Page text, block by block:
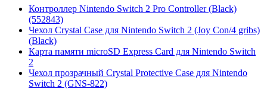
Контроллер Nintendo Switch 2 Pro Controller (Black)
(552843)
Чехол Сrystal Сase для Nintendo Switch 2 (Joy Con/4 gribs)
(Black)
Карта памяти microSD Express Card для Nintendo Switch
2
Чехол прозрачный Crystal Protective Case для Nintendo
Switch 2 (GNS-822)